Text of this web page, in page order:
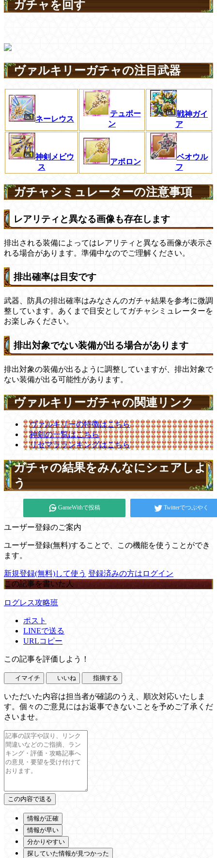
ガチャを回す
ヴァルキリーガチャの注目武器
ネーレウス
テュポー
ン
戦神ガイ
ア
神剣メビウ
ス
アポロン
ベオウル
フ
ガチャシミュレーターの注意事項
レアリティと異なる画像も存在します
排出される装備によってはレアリティと異なる画像が表示さ
れる場合があります。準備中なのでご理解ください。
排出確率は目安です
武器、防具の排出確率はみなさんのガチャ結果を参考に微調
整しています。あくまで目安としてガチャシミュレーターを
お楽しみください。
排出対象でない装備が出る場合があります
排出対象の装備が出るように調整していますが、排出対象で
ない装備が出る可能性があります。
ヴァルキリーガチャの関連リンク
ヴァルキリーの特徴はこちら
神剣の一覧はこちら
リセマラランキングはこちら
ガチャの結果をみんなにシェアしよ
う
GameWithで投稿 Twitterでつぶやく
ユーザー登録のご案内
ユーザー登録(無料)することで、この機能を使うことができ
ます。
新規登録(無料)して使う 登録済みの方はログイン
この記事を書いた人
ログレス攻略班
ポスト
LINEで送る
URLコピー
この記事を評価しよう！
イマイチ いいね 指摘する
いただいた内容は担当者が確認のうえ、順次対応いたしま
す。個々のご意見にはお返事できないことを予めご了承くだ
さいませ。
情報が正確
情報が早い
分かりやすい
探していた情報が見つかった